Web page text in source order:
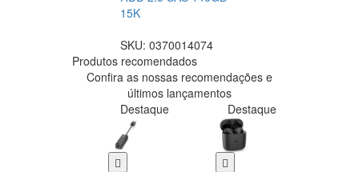
15K
SKU: 0370014074
Produtos recomendados
Confira as nossas recomendações e
últimos lançamentos
Destaque
Destaque